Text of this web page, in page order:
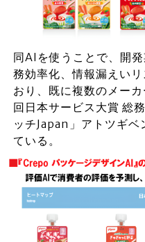
同AIを使うことで、開
務効率化、情報漏えい
おり、既に複数のメー
回日本サービス大賞 総
ッチJapan」アトツギベ
ている。